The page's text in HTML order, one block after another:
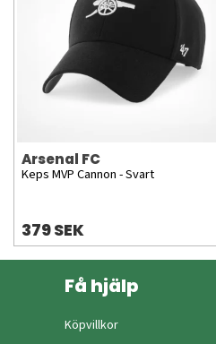
Arsenal FC
Keps MVP Cannon - Svart
379 SEK
Få hjälp
Köpvillkor